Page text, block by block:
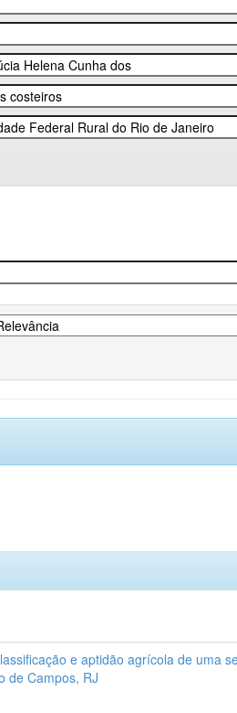
e aptidão agrícola de uma
de Campos, RJ